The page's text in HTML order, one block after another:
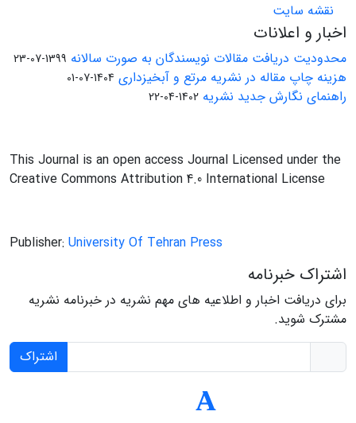
نقشه سایت
اخبار و اعلانات
محدودیت دریافت مقالات نویسندگان به صورت سالانه 1399-07-23
هزینه چاپ مقاله در نشریه مرتع و آبخیزداری 1404-07-01
راهنمای نگارش جدید نشریه 1402-04-22
This Journal is an open access Journal Licensed under the
Creative Commons Attribution 4.0 International License
Publisher: University Of Tehran Press
اشتراک خبرنامه
برای دریافت اخبار و اطلاعیه های مهم نشریه در خبرنامه نشریه
مشترک شوید.
اشتراک